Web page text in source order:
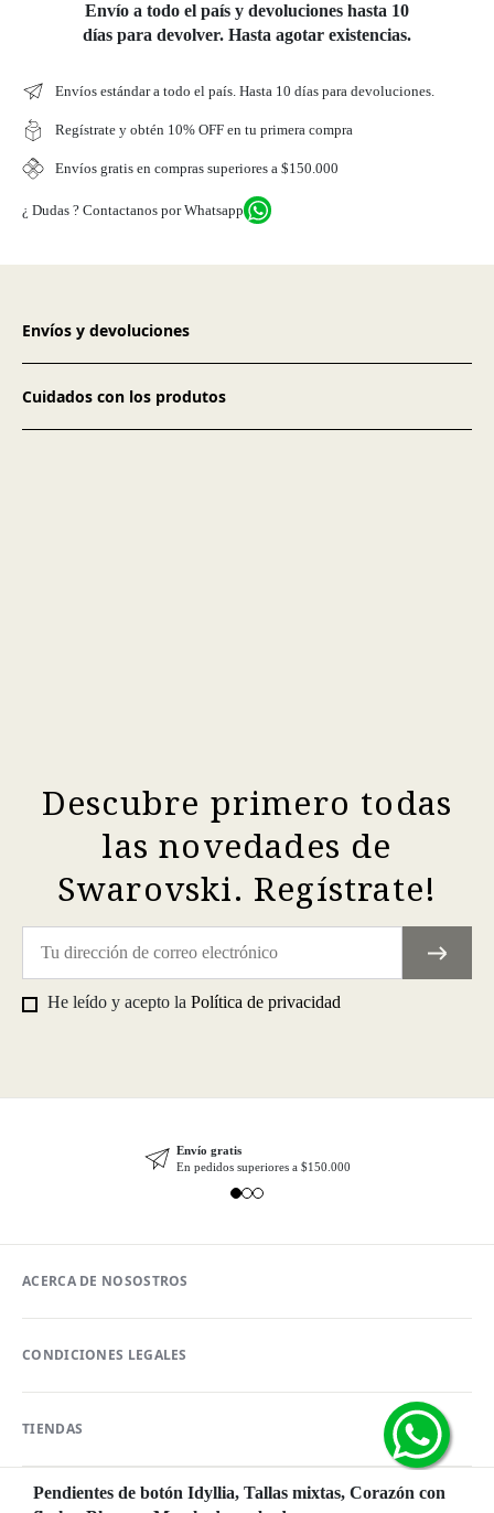
Envío a todo el país y devoluciones hasta 10
días para devolver. Hasta agotar existencias.
Envíos estándar a todo el país. Hasta 10 días para devoluciones.
Regístrate y obtén 10% OFF en tu primera compra
Envíos gratis en compras superiores a $150.000
¿ Dudas ? Contactanos por Whatsapp
Envíos y devoluciones
Cuidados con los produtos
Descubre primero todas
las novedades de
Swarovski. Regístrate!
He leído y acepto la Política de privacidad
Envío gratis
En pedidos superiores a $150.000
ACERCA DE NOSOSTROS
CONDICIONES LEGALES
TIENDAS
Pendientes de botón Idyllia, Tallas mixtas, Corazón con